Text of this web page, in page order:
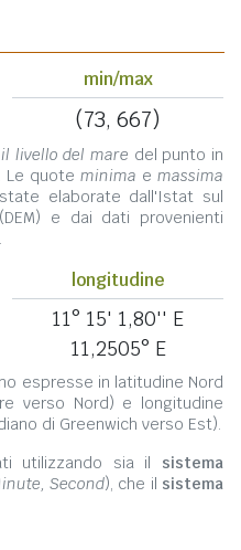
min/max
(73, 667)
livello del mare del punto in
Le quote minima e massima
elaborate dall'Istat sul
e dai dati provenienti
longitudine
11° 15' 1,80'' E
11,2505° E
espresse in latitudine Nord
verso Nord) e longitudine
di Greenwich verso Est).
utilizzando sia il sistema
Second), che il sistema